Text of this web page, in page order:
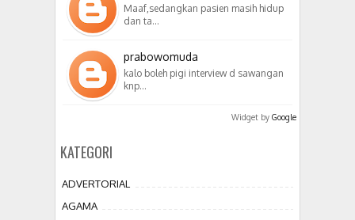
Maaf,sedangkan pasien masih hidup
dan ta…
prabowomuda
kalo boleh pigi interview d sawangan
knp…
Widget by Google
KATEGORI
ADVERTORIAL
AGAMA